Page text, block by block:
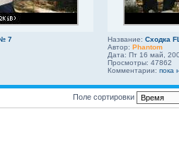
7
Название: Сходка
Автор: Phantom
Дата: Пт 16 май,
Просмотры: 47862
Комментарии: пока
Поле сортировки